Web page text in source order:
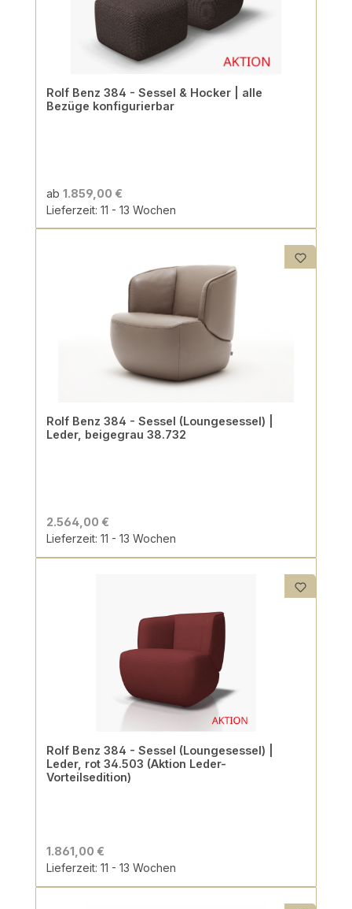
Rolf Benz 384 - Sessel & Hocker | alle
Bezüge konfigurierbar
ab 1.859,00 €
Lieferzeit: 11 - 13 Wochen
Rolf Benz 384 - Sessel (Loungesessel) |
Leder, beigegrau 38.732
2.564,00 €
Lieferzeit: 11 - 13 Wochen
Rolf Benz 384 - Sessel (Loungesessel) |
Leder, rot 34.503 (Aktion Leder-
Vorteilsedition)
1.861,00 €
Lieferzeit: 11 - 13 Wochen